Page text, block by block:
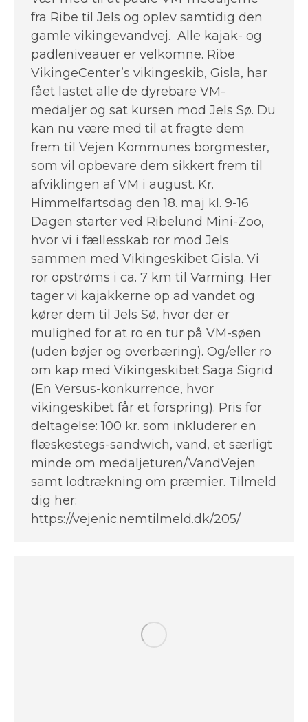
fra Ribe til Jels og oplev samtidig den
gamle vikingevandvej. Alle kajak- og
padleniveauer er velkomne. Ribe
VikingeCenter’s vikingeskib, Gisla, har
fået lastet alle de dyrebare VM-
medaljer og sat kursen mod Jels Sø. Du
kan nu være med til at fragte dem
frem til Vejen Kommunes borgmester,
som vil opbevare dem sikkert frem til
afviklingen af VM i august. Kr.
Himmelfartsdag den 18. maj kl. 9-16
Dagen starter ved Ribelund Mini-Zoo,
hvor vi i fællesskab ror mod Jels
sammen med Vikingeskibet Gisla. Vi
ror opstrøms i ca. 7 km til Varming. Her
tager vi kajakkerne op ad vandet og
kører dem til Jels Sø, hvor der er
mulighed for at ro en tur på VM-søen
(uden bøjer og overbæring). Og/eller ro
om kap med Vikingeskibet Saga Sigrid
(En Versus-konkurrence, hvor
vikingeskibet får et forspring). Pris for
deltagelse: 100 kr. som inkluderer en
flæskestegs-sandwich, vand, et særligt
minde om medaljeturen/VandVejen
samt lodtrækning om præmier. Tilmeld
dig her:
https://vejenic.nemtilmeld.dk/205/